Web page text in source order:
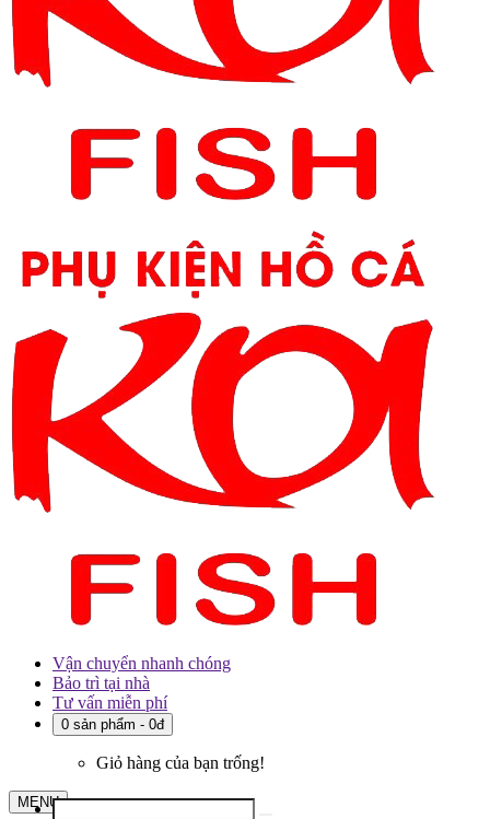
Vận chuyển nhanh chóng
Bảo trì tại nhà
Tư vấn miễn phí
0 sản phẩm - 0đ
Giỏ hàng của bạn trống!
MENU